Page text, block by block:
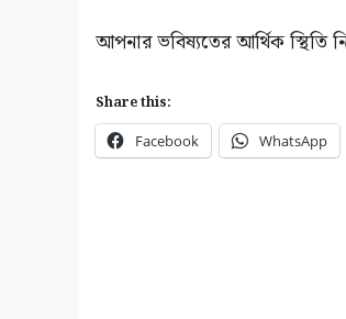
আপনার ভবিষ্যতের আর্থিক স্থিতি
Share this:
Facebook WhatsApp